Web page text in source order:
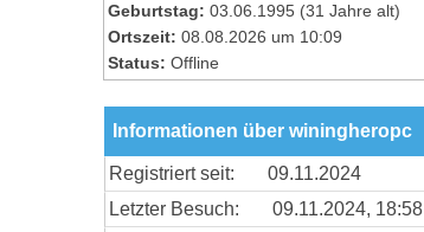
Geburtstag: 03.06.1995 (31 Jahre alt)
Ortszeit: 08.08.2026 um 10:09
Status: Offline
Informationen über winingheropc
Registriert seit:
09.11.2024
Letzter Besuch:
09.11.2024, 18:58